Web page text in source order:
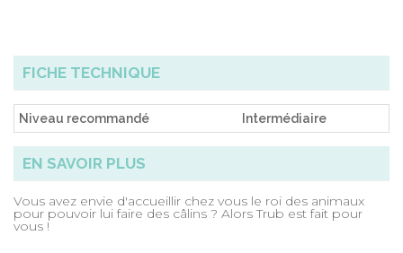
FICHE TECHNIQUE
Niveau recommandé Intermédiaire
EN SAVOIR PLUS
Vous avez envie d'accueillir chez vous le roi des animaux
pour pouvoir lui faire des câlins ? Alors Trub est fait pour
vous !